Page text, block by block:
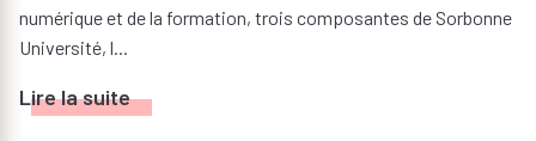
numérique et de la formation, trois composantes de Sorbonne
Université, l...
Lire la suite